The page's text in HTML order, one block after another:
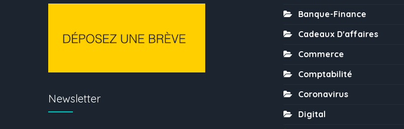
Newsletter
Banque-Finance
Cadeaux D'affaires
Commerce
Comptabilité
Coronavirus
Digital